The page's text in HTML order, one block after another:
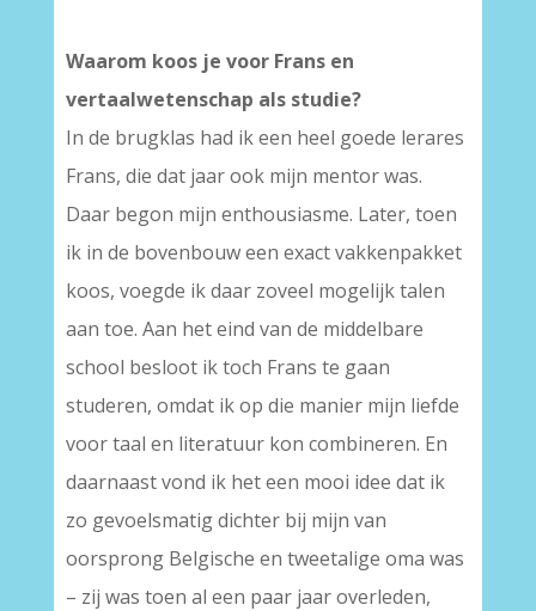
Waarom koos je voor Frans en
vertaalwetenschap als studie?
In de brugklas had ik een heel goede lerares
Frans, die dat jaar ook mijn mentor was.
Daar begon mijn enthousiasme. Later, toen
ik in de bovenbouw een exact vakkenpakket
koos, voegde ik daar zoveel mogelijk talen
aan toe. Aan het eind van de middelbare
school besloot ik toch Frans te gaan
studeren, omdat ik op die manier mijn liefde
voor taal en literatuur kon combineren. En
daarnaast vond ik het een mooi idee dat ik
zo gevoelsmatig dichter bij mijn van
oorsprong Belgische en tweetalige oma was
– zij was toen al een paar jaar overleden,